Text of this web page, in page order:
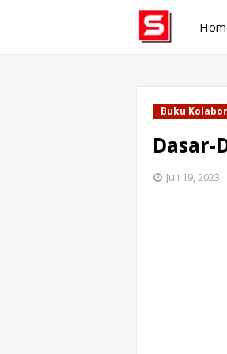
Buku
Dasar-
Juli 19, 2023